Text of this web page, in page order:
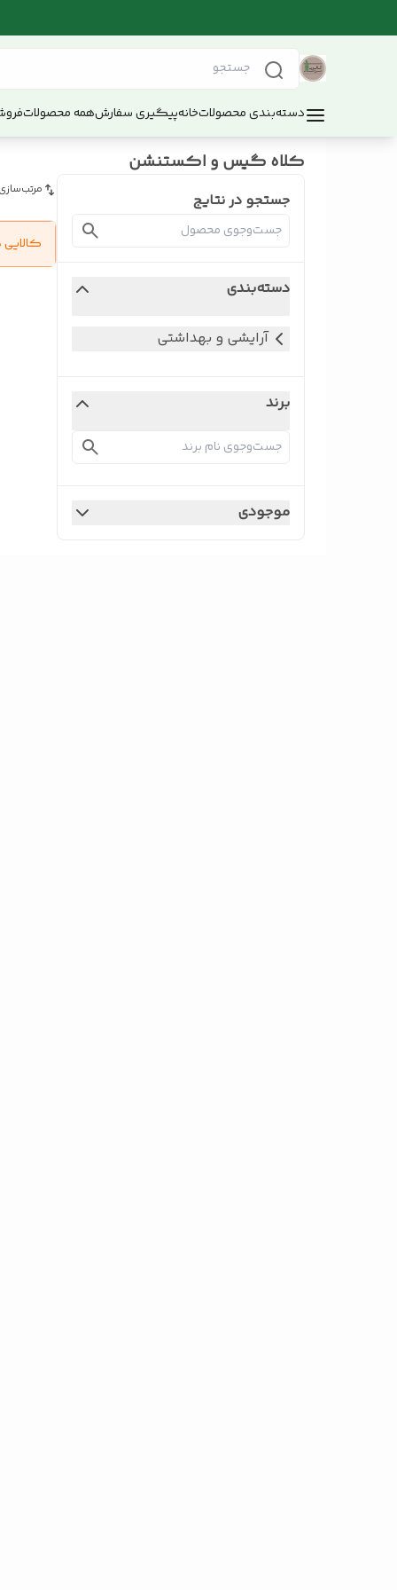
دسته‌بندی محصولاتخانهپیگیری سفارشهمه محصولات
کلاه گیس و اکستنشن
جستجو در نتایج
دسته‌بندی
آرایشی و بهداشتی
برند
موجودی